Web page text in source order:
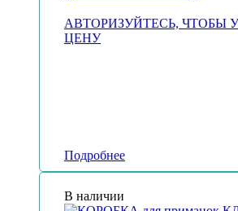
АВТОРИЗУЙТЕСЬ, ЧТОБЫ
ЦЕНУ
Подробнее
В наличии